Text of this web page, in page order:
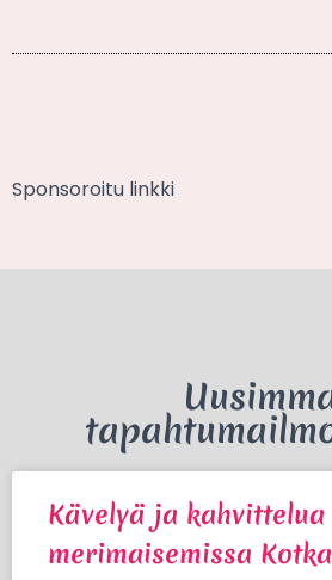
Sponsoroitu linkki
Kävelyä ja kahvittelua
merimaisemissa